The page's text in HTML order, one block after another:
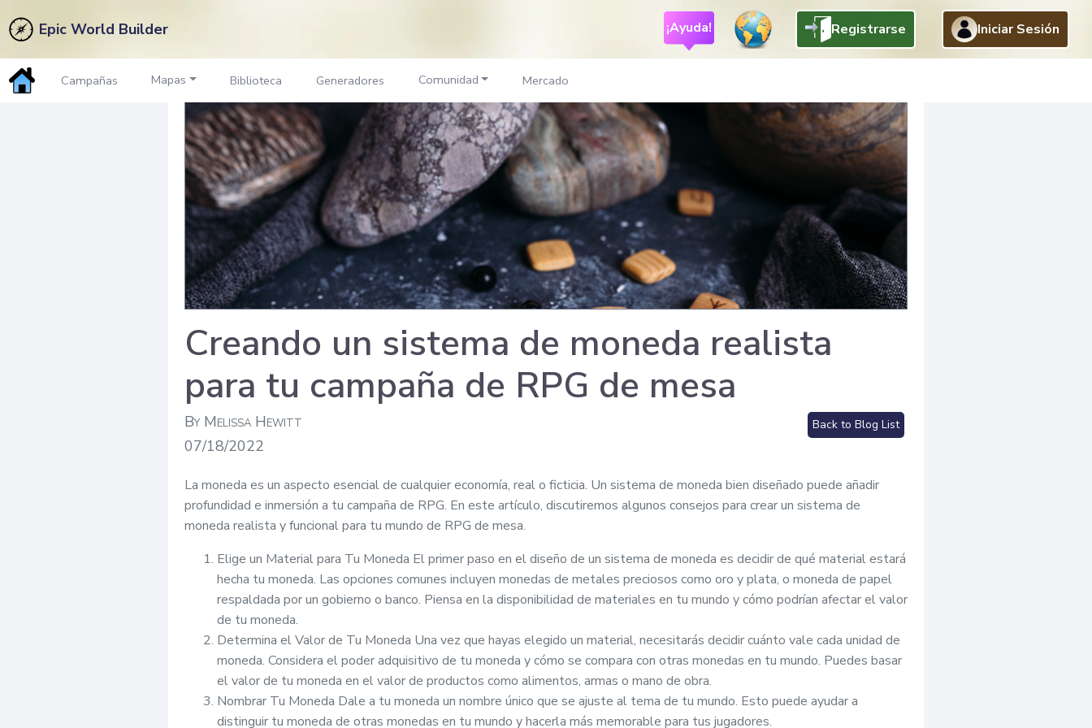
Epic World Builder ¡Ayuda! Registrarse Iniciar Sesión
Campañas Mapas Biblioteca Generadores Comunidad Mercado
Creando un sistema de moneda realista
para tu campaña de RPG de mesa
By Melissa Hewitt
07/18/2022
Back to Blog List
La moneda es un aspecto esencial de cualquier economía, real o ficticia. Un sistema de moneda bien diseñado puede añadir
profundidad e inmersión a tu campaña de RPG. En este artículo, discutiremos algunos consejos para crear un sistema de
moneda realista y funcional para tu mundo de RPG de mesa.
Elige un Material para Tu Moneda El primer paso en el diseño de un sistema de moneda es decidir de qué material estará
hecha tu moneda. Las opciones comunes incluyen monedas de metales preciosos como oro y plata, o moneda de papel
respaldada por un gobierno o banco. Piensa en la disponibilidad de materiales en tu mundo y cómo podrían afectar el valor
de tu moneda.
Determina el Valor de Tu Moneda Una vez que hayas elegido un material, necesitarás decidir cuánto vale cada unidad de
moneda. Considera el poder adquisitivo de tu moneda y cómo se compara con otras monedas en tu mundo. Puedes basar
el valor de tu moneda en el valor de productos como alimentos, armas o mano de obra.
Nombrar Tu Moneda Dale a tu moneda un nombre único que se ajuste al tema de tu mundo. Esto puede ayudar a
distinguir tu moneda de otras monedas en tu mundo y hacerla más memorable para tus jugadores.